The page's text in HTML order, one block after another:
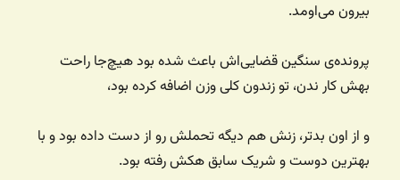
بیرون می‌اومد.
پرونده‌ی سنگین قضایی‌اش باعث شده بود هیچ‌جا راحت
بهش کار ندن، تو زندون کلی وزن اضافه کرده بود،
و از اون بدتر، زنش هم دیگه تحملش رو از دست داده بود و با
بهترین دوست و شریک سابق هکش رفته بود.